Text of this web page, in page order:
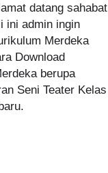
datang sahabat
ini admin ingin
Merdeka
Download
berupa
Seni Teater Kelas